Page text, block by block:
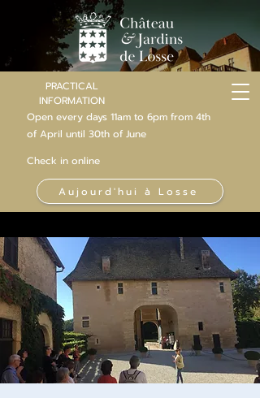
PRACTICAL
INFORMATION
Open every days 11am to 6pm from 4th
of April until 30th of June
Check in online
Aujourd'hui à Losse